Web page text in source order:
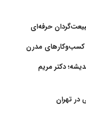
حرفه‌ای
کسب‌وکارهای مدرن
دکتر مریم
تهران